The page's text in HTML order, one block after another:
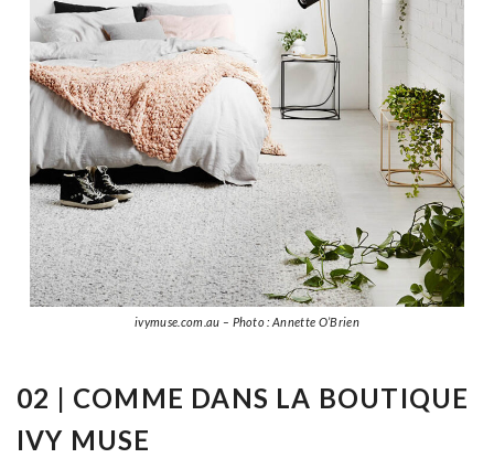
ivymuse.com.au – Photo : Annette O’Brien
02 | COMME DANS LA BOUTIQUE
IVY MUSE